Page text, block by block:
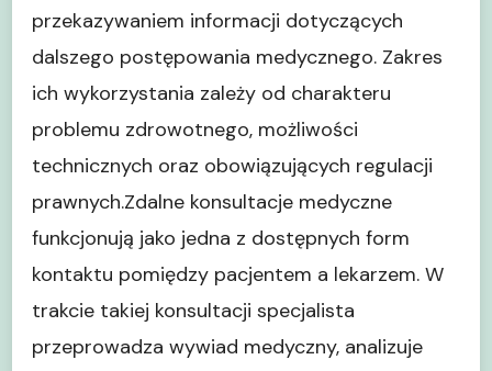
przekazywaniem informacji dotyczących
dalszego postępowania medycznego. Zakres
ich wykorzystania zależy od charakteru
problemu zdrowotnego, możliwości
technicznych oraz obowiązujących regulacji
prawnych.Zdalne konsultacje medyczne
funkcjonują jako jedna z dostępnych form
kontaktu pomiędzy pacjentem a lekarzem. W
trakcie takiej konsultacji specjalista
przeprowadza wywiad medyczny, analizuje